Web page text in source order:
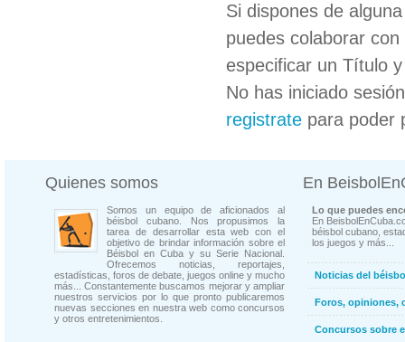
Si dispones de
puedes colaborar
especificar un Título
No has iniciado
registrate para poder
Quienes somos
Somos un equipo de aficionados al
béisbol cubano. Nos propusimos la
tarea de desarrollar esta web con el
objetivo de brindar información sobre el
Béisbol en Cuba y su Serie Nacional.
Ofrecemos noticias, reportajes,
estadísticas, foros de debate, juegos online y mucho
más... Constantemente buscamos mejorar y ampliar
nuestros servicios por lo que pronto publicaremos
nuevas secciones en nuestra web como concursos
y otros entretenimientos.
En
Lo que puedes
En
béisbol cubano,
los juegos y más...
Noticias del
Foros, opiniones,
Concursos sobre